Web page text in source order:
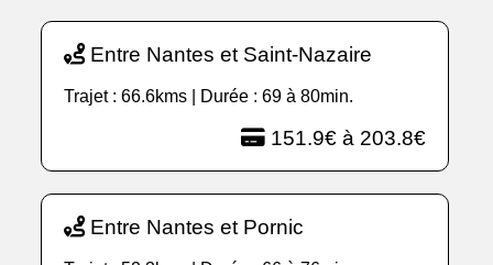
Entre Nantes et Saint-Nazaire
Trajet : 66.6kms | Durée : 69 à 80min.
151.9€ à 203.8€
Entre Nantes et Pornic